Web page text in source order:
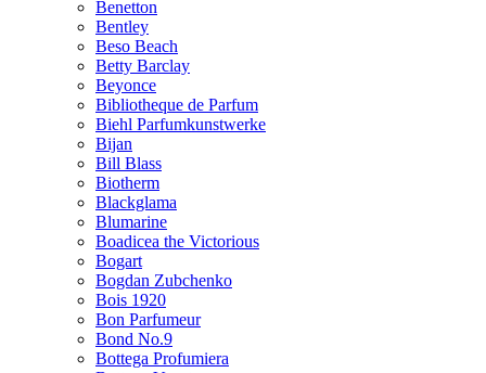
Benetton
Bentley
Beso Beach
Betty Barclay
Beyonce
Bibliotheque de Parfum
Biehl Parfumkunstwerke
Bijan
Bill Blass
Biotherm
Blackglama
Blumarine
Boadicea the Victorious
Bogart
Bogdan Zubchenko
Bois 1920
Bon Parfumeur
Bond No.9
Bottega Profumiera